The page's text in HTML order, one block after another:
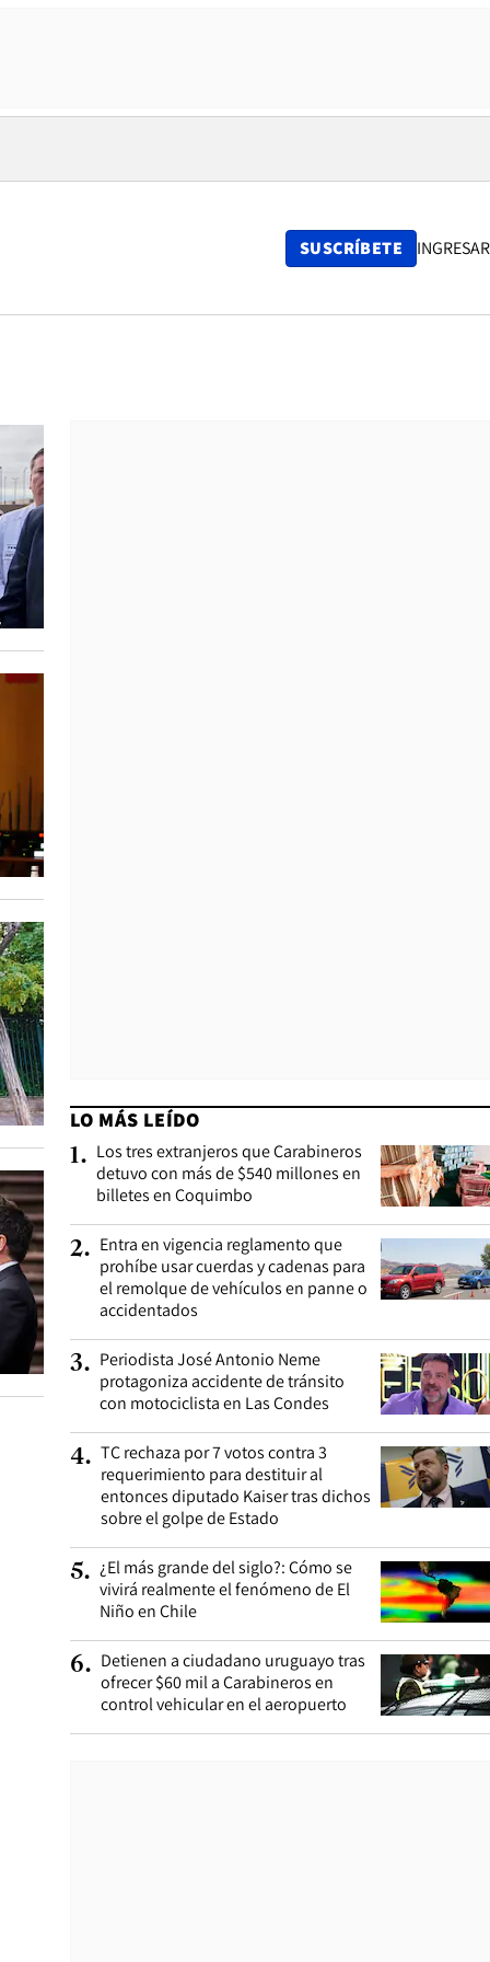
SUSCRÍBETE INGRESAR
LO MÁS LEÍDO
1. Los tres extranjeros que Carabineros
detuvo con más de $540 millones en
billetes en Coquimbo
2. Entra en vigencia reglamento que
prohíbe usar cuerdas y cadenas para
el remolque de vehículos en panne o
accidentados
3. Periodista José Antonio Neme
protagoniza accidente de tránsito
con motociclista en Las Condes
4. TC rechaza por 7 votos contra 3
requerimiento para destituir al
entonces diputado Kaiser tras dichos
sobre el golpe de Estado
5. ¿El más grande del siglo?: Cómo se
vivirá realmente el fenómeno de El
Niño en Chile
6. Detienen a ciudadano uruguayo tras
ofrecer $60 mil a Carabineros en
control vehicular en el aeropuerto